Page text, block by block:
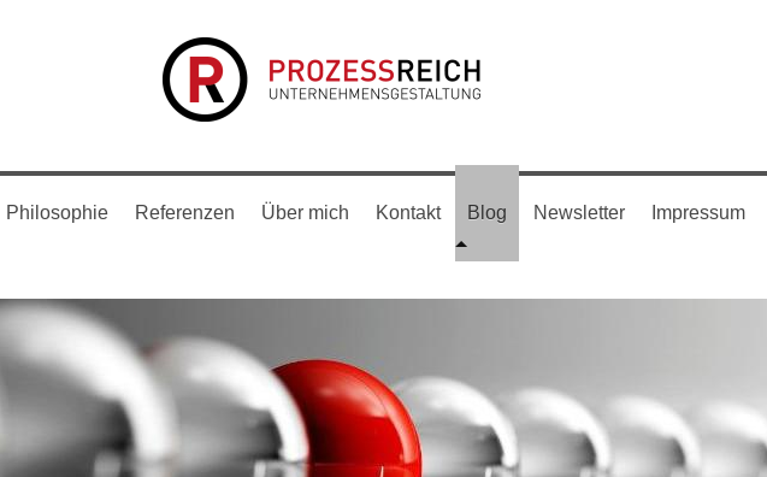
Philosophie Referenzen Über mich Kontakt Blog Newsletter Impressum